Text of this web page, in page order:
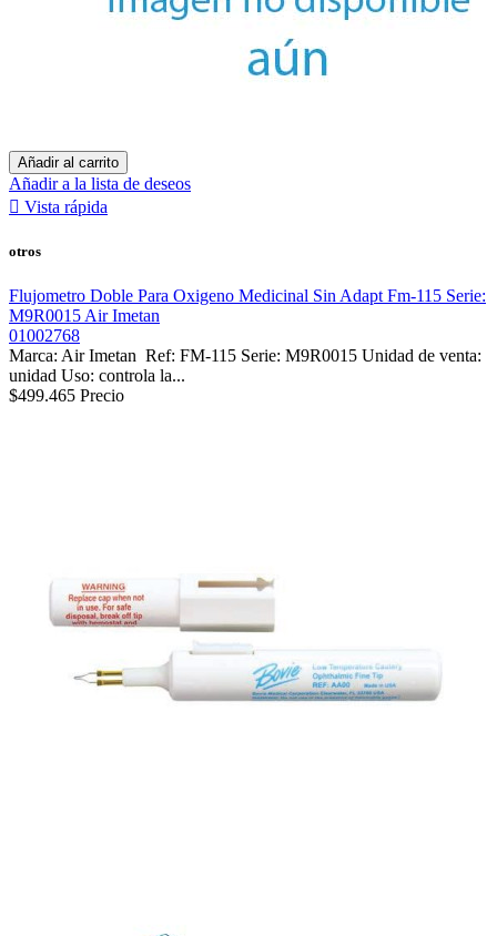
Añadir al carrito
Añadir a la lista de deseos
 Vista rápida
otros
Flujometro Doble Para Oxigeno Medicinal Sin Adapt Fm-115 Serie:
M9R0015 Air Imetan
01002768
Marca: Air Imetan Ref: FM-115 Serie: M9R0015 Unidad de venta:
unidad Uso: controla la...
$499.465 Precio